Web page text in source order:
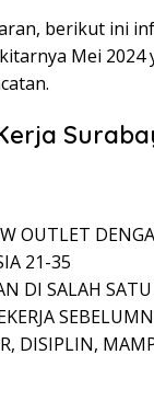
berikut ini
Mei
OUTLET
21-35
DI SALAH
DISIPLIN,